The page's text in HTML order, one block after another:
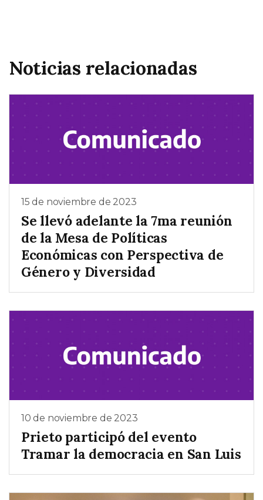
Noticias relacionadas
15 de noviembre de 2023
Se llevó adelante la 7ma reunión
de la Mesa de Políticas
Económicas con Perspectiva de
Género y Diversidad
10 de noviembre de 2023
Prieto participó del evento
Tramar la democracia en San Luis